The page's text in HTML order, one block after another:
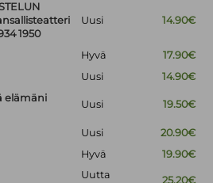
1950
Uusi 14.90€
Hyvä
17.90€
Uusi
14.90€
elämäni
Uusi 19.50€
Uusi
20.90€
Hyvä 19.90€
Uutta
25.20€